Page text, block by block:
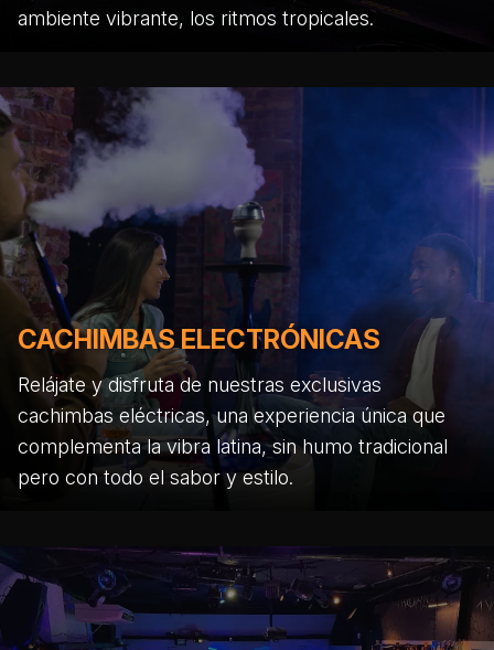
ambiente vibrante, los ritmos tropicales.
CACHIMBAS ELECTRÓNICAS
Relájate y disfruta de nuestras exclusivas
cachimbas eléctricas, una experiencia única que
complementa la vibra latina, sin humo tradicional
pero con todo el sabor y estilo.